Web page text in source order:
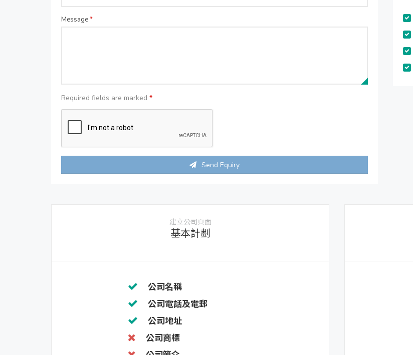
Message*
Required fields are marked *
Send Equiry
建立公司頁面
基本計劃
公司名稱
公司電話及電郵
公司地址
公司商標